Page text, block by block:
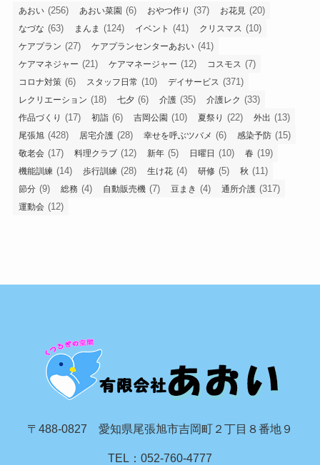
あおい (256) あおい菜園 (6) おやつ作り (37) お花見 (20)
なづな (63) まんま (124) イベント (41) クリスマス (10)
ケアプラン (27) ケアプランセンターあおい (41)
ケアマネジャー (21) ケアマネージャー (12) コスモス (7)
コロナ対策 (6) スタッフ日常 (10) デイサービス (371)
レクリエーション (18) 七夕 (6) 介護 (35) 介護レク (33)
作品づくり (17) 初詣 (6) 吉岡公園 (10) 夏祭り (22) 外出 (13)
尾張旭 (428) 居宅介護 (28) 幸せを呼ぶツバメ (6) 感染予防 (15)
敬老会 (17) 料理クラブ (12) 新年 (5) 日曜日 (10) 春 (19)
機能訓練 (14) 歩行訓練 (28) 生け花 (4) 研修 (5) 秋 (11)
節分 (9) 総務 (4) 自動販売機 (7) 豆まき (4) 通所介護 (317)
運動会 (12)
〒488-0827 愛知県尾張旭市吉岡町２丁目８番地９
TEL：052-760-4777